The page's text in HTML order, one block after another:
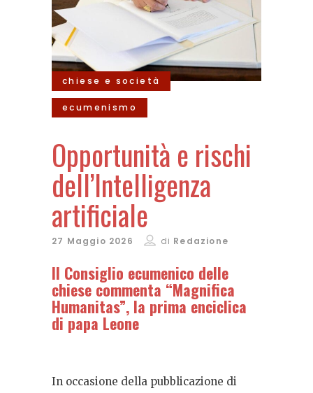
chiese e società
ecumenismo
Opportunità e rischi
dell’Intelligenza
artificiale
27 Maggio 2026 di Redazione
Il Consiglio ecumenico delle
chiese commenta “Magnifica
Humanitas”, la prima enciclica
di papa Leone
In occasione della pubblicazione di